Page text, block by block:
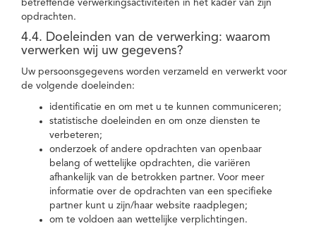
betreffende verwerkingsactiviteiten in het kader van zijn
opdrachten.
4.4. Doeleinden van de verwerking: waarom
verwerken wij uw gegevens?
Uw persoonsgegevens worden verzameld en verwerkt voor
de volgende doeleinden:
identificatie en om met u te kunnen communiceren;
statistische doeleinden en om onze diensten te
verbeteren;
onderzoek of andere opdrachten van openbaar
belang of wettelijke opdrachten, die variëren
afhankelijk van de betrokken partner. Voor meer
informatie over de opdrachten van een specifieke
partner kunt u zijn/haar website raadplegen;
om te voldoen aan wettelijke verplichtingen.